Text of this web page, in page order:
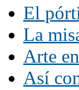
El
La
Arte
Así